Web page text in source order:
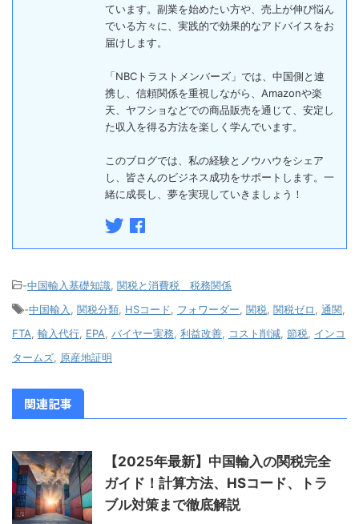
ています。副業を始めたい方や、売上が伸び悩ん
でいる方々に、実践的で効果的なアドバイスをお
届けします。
「NBCトラストメンバーズ」では、中国側と連
携し、信頼関係を重視しながら、Amazonや楽
天、ヤフショなどでの商品販売を通じて、安定し
た収入を得る方法を楽しく学んでいます。
このブログでは、私の経験とノウハウをシェア
し、皆さんのビジネス成功をサポートします。一
緒に成長し、夢を実現していきましょう！
-中国輸入基礎知識 関税と消費税 税務関係
-中国輸入 関税分類 HSコード フォワーダー 関税 関税ゼロ 通関
FTA 輸入代行 EPA バイヤー実務 利益改善 コスト削減 節税
インコ
タームズ
原産地証明
関連記事
【2025年最新】中国輸入の関税完全
ガイド！計算方法、HSコード、トラ
ブル対策まで徹底解説